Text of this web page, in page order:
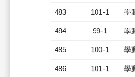
483 101-1 學
484 99-1 學
485 100-1 學
486 101-1 學